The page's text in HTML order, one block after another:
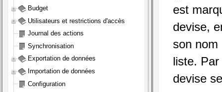
Budget
Utilisateurs et restrictions d'accès
Journal des actions
Synchronisation
Exportation de données
Importation de données
Configuration
est
devise,
son nom
liste.
devise